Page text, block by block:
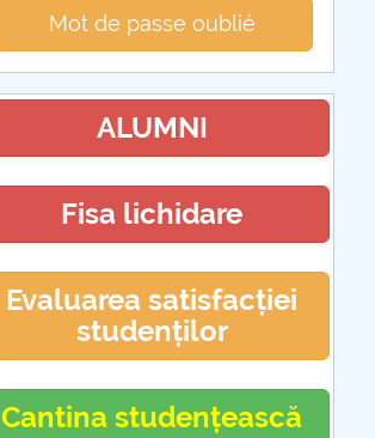
Mot de passe oublié
ALUMNI
Fisa lichidare
Evaluarea satisfacției
studenților
Cantina studențească